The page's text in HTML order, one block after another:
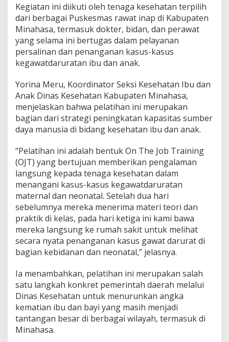
a
w
a
t
d
a
r
a
t
a
n
I
b
d
a
n
A
n
a
k
Kegiatan ini diikuti oleh tenaga kesehatan terpilih
dari berbagai Puskesmas rawat inap di Kabupaten
Minahasa, termasuk dokter, bidan, dan perawat
yang selama ini bertugas dalam pelayanan
persalinan dan penanganan kasus-kasus
kegawatdaruratan ibu dan anak.
Yorina Meru, Koordinator Seksi Kesehatan Ibu dan
Anak Dinas Kesehatan Kabupaten Minahasa,
menjelaskan bahwa pelatihan ini merupakan
bagian dari strategi peningkatan kapasitas sumber
daya manusia di bidang kesehatan ibu dan anak.
“Pelatihan ini adalah bentuk On The Job Training
(OJT) yang bertujuan memberikan pengalaman
langsung kepada tenaga kesehatan dalam
menangani kasus-kasus kegawatdaruratan
maternal dan neonatal. Setelah dua hari
sebelumnya mereka menerima materi teori dan
praktik di kelas, pada hari ketiga ini kami bawa
mereka langsung ke rumah sakit untuk melihat
secara nyata penanganan kasus gawat darurat di
bagian kebidanan dan neonatal,” jelasnya.
Ia menambahkan, pelatihan ini merupakan salah
satu langkah konkret pemerintah daerah melalui
Dinas Kesehatan untuk menurunkan angka
kematian ibu dan bayi yang masih menjadi
tantangan besar di berbagai wilayah, termasuk di
Minahasa.